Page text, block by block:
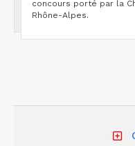
concours porté par la
Rhône-Alpes.